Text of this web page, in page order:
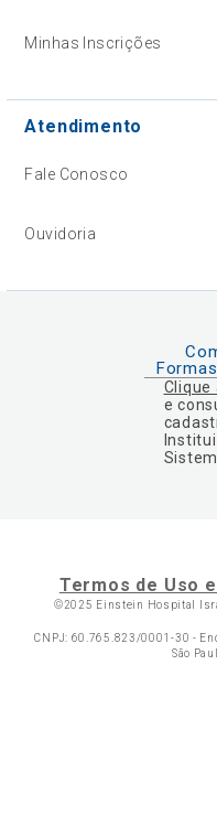
Minhas Inscrições
Atendimento
Fale Conosco
Ouvidoria
Clique
e
Termos de Uso
©2025 Einstein Hospital
CNPJ: 60.765.823/0001-30 -
São